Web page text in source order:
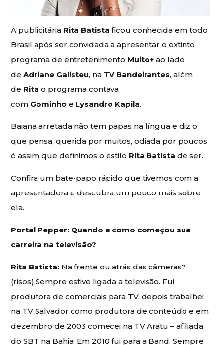
A publicitária Rita Batista ficou conhecida em todo
Brasil após ser convidada a apresentar o extinto
programa de entretenimento Muito+ ao lado
deAdriane Galisteu, na TV Bandeirantes, além
de Rita o programa contava
com Gominho e Lysandro Kapila.
Baiana arretada não tem papas na língua e diz o
que pensa, querida por muitos, odiada por poucos
é assim que definimos o estilo Rita Batista de ser.
Confira um bate-papo rápido que tivemos com a
apresentadora e descubra um pouco mais sobre
ela.
Portal Pepper: Quando e como começou sua
carreira na televisão?
Rita Batista: Na frente ou atrás das câmeras?
(risos).Sempre estive ligada a televisão. Fui
produtora de comerciais para TV, depois trabalhei
na TV Salvador como produtora de conteúdo e em
dezembro de 2003 comecei na TV Aratu – afiliada
do SBT na Bahia. Em 2010 fui para a Band. Sempre